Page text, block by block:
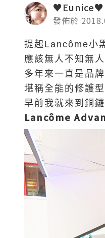
♥Eunice♥
發佈於
提起Lancôme小
應該無人不知無人
多年來一直是品
堪稱全能的修護型
早前我就來到銅
Lancôme